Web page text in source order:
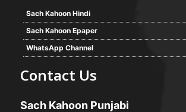
Sach Kahoon Hindi
Sach Kahoon Epaper
WhatsApp Channel
Contact Us
Sach Kahoon Punjabi